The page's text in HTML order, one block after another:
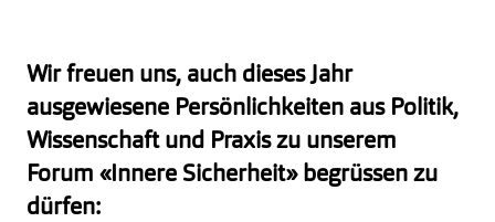
Wir freuen uns, auch dieses Jahr
ausgewiesene Persönlichkeiten aus Politik,
Wissenschaft und Praxis zu unserem
Forum «Innere Sicherheit» begrüssen zu
dürfen: